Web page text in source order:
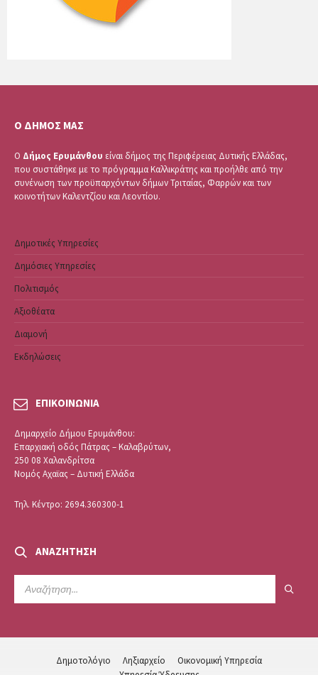
Ο ΔΗΜΟΣ ΜΑΣ
Ο Δήμος Ερυμάνθου είναι δήμος της Περιφέρειας Δυτικής Ελλάδας,
που συστάθηκε με το πρόγραμμα Καλλικράτης και προήλθε από την
συνένωση των προϋπαρχόντων δήμων Τριταίας, Φαρρών και των
κοινοτήτων Καλεντζίου και Λεοντίου.
Δημοτικές Υπηρεσίες
Δημόσιες Υπηρεσίες
Πολιτισμός
Αξιοθέατα
Διαμονή
Εκδηλώσεις
ΕΠΙΚΟΙΝΩΝΙΑ
Δημαρχείο Δήμου Ερυμάνθου:
Επαρχιακή οδός Πάτρας – Καλαβρύτων,
250 08 Χαλανδρίτσα
Νομός Αχαϊας – Δυτική Ελλάδα
Τηλ. Κέντρο: 2694.360300-1
ΑΝΑΖΉΤΗΣΗ
Δημοτολόγιο Ληξιαρχείο
Οικονομική Υπηρεσία